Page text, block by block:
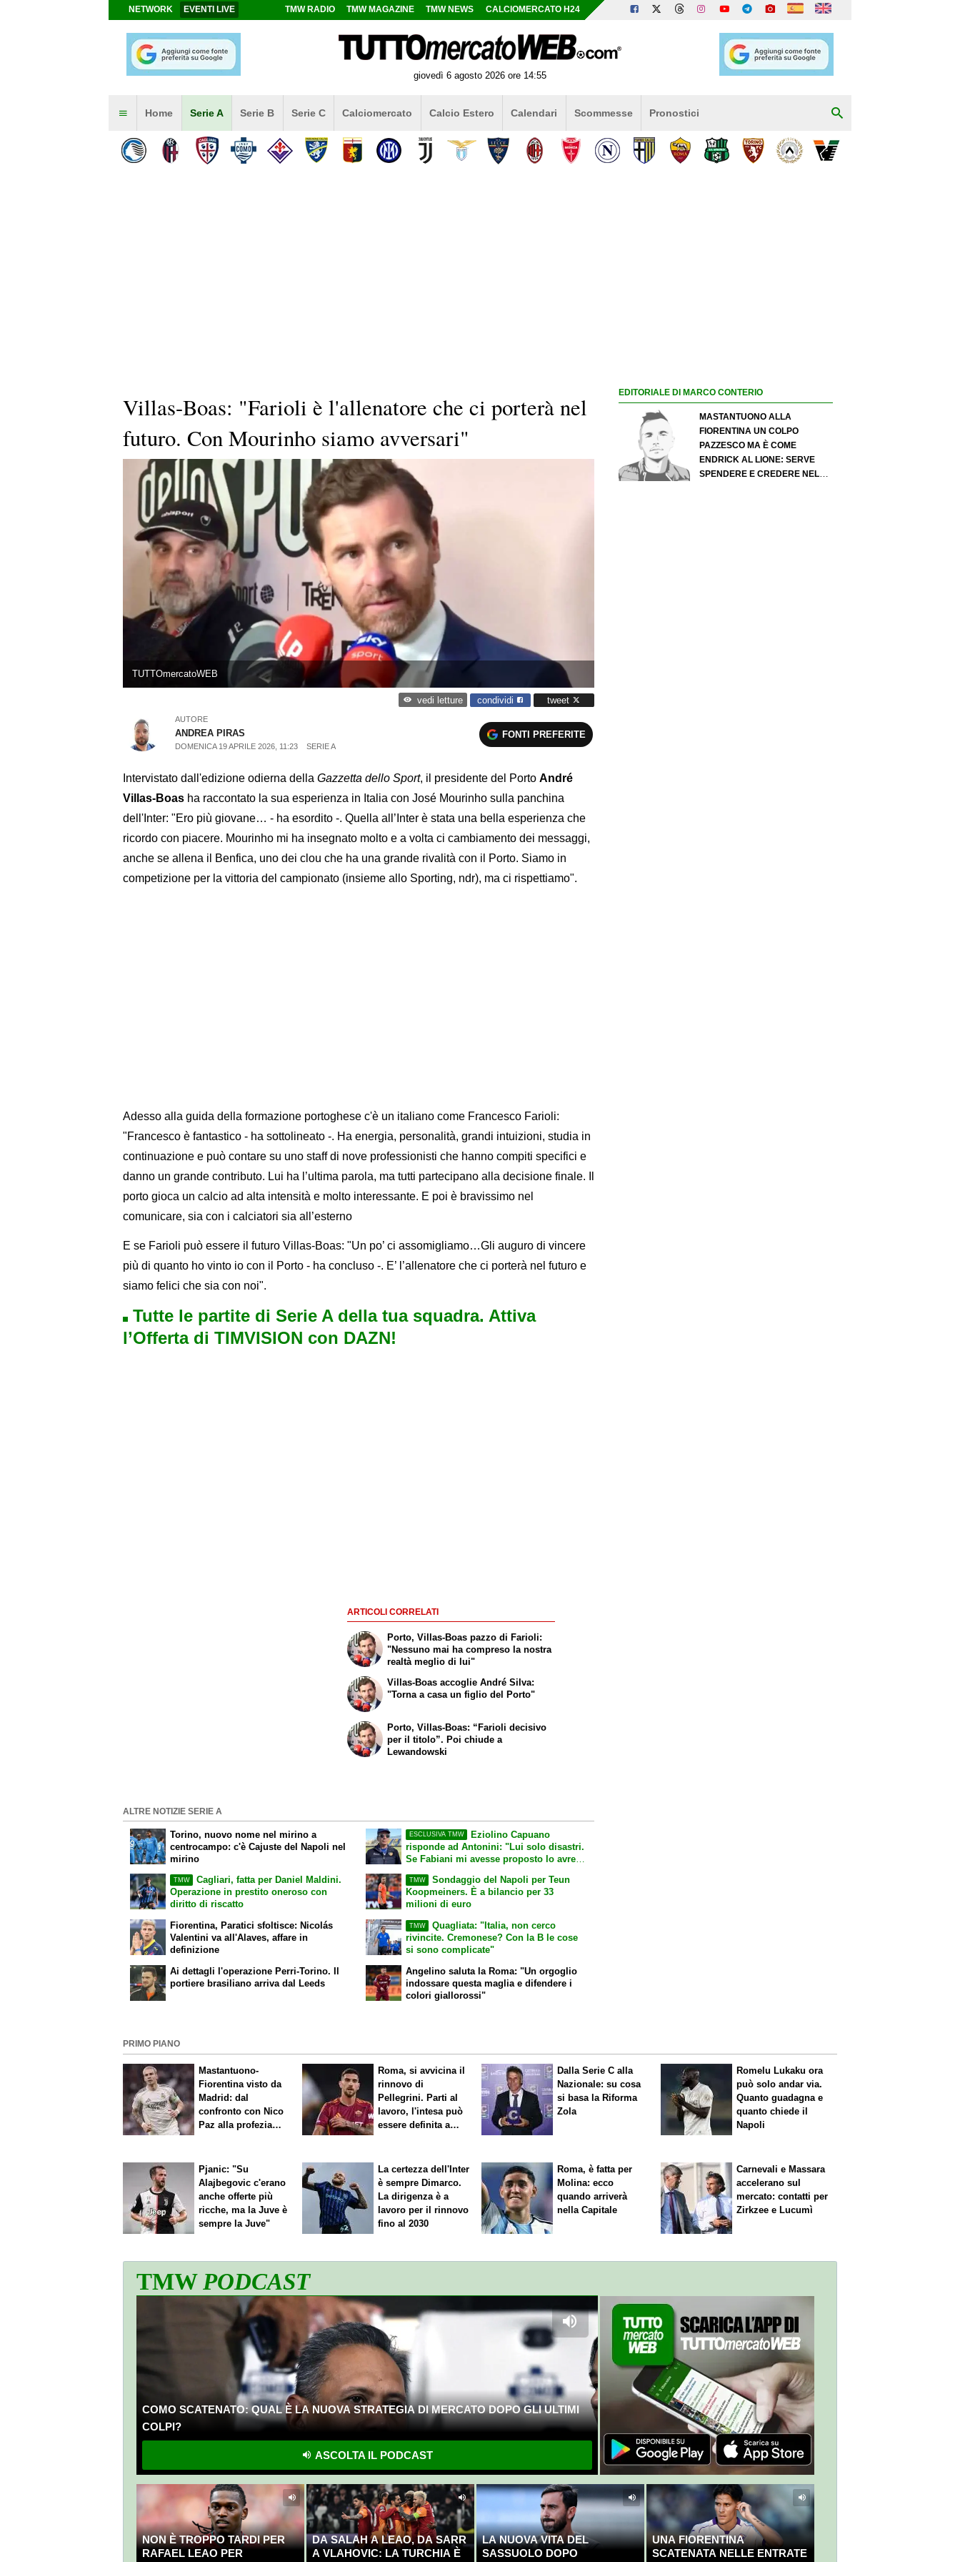
NETWORK EVENTI LIVE TMW RADIO TMW MAGAZINE TMW NEWS CALCIOMERCATO H24
giovedì 6 agosto 2026 ore 14:55
Home Serie A Serie B Serie C Calciomercato Calcio Estero Calendari Scommesse Pronostici
Villas-Boas: "Farioli è l'allenatore che ci porterà nel
futuro. Con Mourinho siamo avversari"
TUTTOmercatoWEB
vedi letture condividi tweet
AUTORE
ANDREA PIRAS
DOMENICA 19 APRILE 2026, 11:23 SERIE A
FONTI PREFERITE
Intervistato dall'edizione odierna della Gazzetta dello Sport, il presidente del Porto André
Villas-Boas ha raccontato la sua esperienza in Italia con José Mourinho sulla panchina
dell'Inter: "Ero più giovane… - ha esordito -. Quella all’Inter è stata una bella esperienza che
ricordo con piacere. Mourinho mi ha insegnato molto e a volta ci cambiamento dei messaggi,
anche se allena il Benfica, uno dei clou che ha una grande rivalità con il Porto. Siamo in
competizione per la vittoria del campionato (insieme allo Sporting, ndr), ma ci rispettiamo".
Adesso alla guida della formazione portoghese c'è un italiano come Francesco Farioli:
"Francesco è fantastico - ha sottolineato -. Ha energia, personalità, grandi intuizioni, studia in
continuazione e può contare su uno staff di nove professionisti che hanno compiti specifici e
danno un grande contributo. Lui ha l’ultima parola, ma tutti partecipano alla decisione finale. Il
porto gioca un calcio ad alta intensità e molto interessante. E poi è bravissimo nel
comunicare, sia con i calciatori sia all’esterno
E se Farioli può essere il futuro Villas-Boas: "Un po’ ci assomigliamo…Gli auguro di vincere
più di quanto ho vinto io con il Porto - ha concluso -. E’ l’allenatore che ci porterà nel futuro e
siamo felici che sia con noi".
Tutte le partite di Serie A della tua squadra. Attiva
l’Offerta di TIMVISION con DAZN!
ARTICOLI CORRELATI
Porto, Villas-Boas pazzo di Farioli:
"Nessuno mai ha compreso la nostra
realtà meglio di lui"
Villas-Boas accoglie André Silva:
"Torna a casa un figlio del Porto"
Porto, Villas-Boas: “Farioli decisivo
per il titolo”. Poi chiude a
Lewandowski
ALTRE NOTIZIE SERIE A
Torino, nuovo nome nel mirino a
centrocampo: c'è Cajuste del Napoli nel
mirino
TMW
Cagliari, fatta per Daniel Maldini.
Operazione in prestito oneroso con
diritto di riscatto
ESCLUSIVA TMW
Eziolino Capuano
risponde ad Antonini: "Lui solo disastri.
Se Fabiani mi avesse proposto lo avrei
TMW
Sondaggio del Napoli per Teun
Koopmeiners. È a bilancio per 33
milioni di euro
Fiorentina, Paratici sfoltisce: Nicolás
Valentini va all'Alaves, affare in
definizione
Ai dettagli l'operazione Perri-Torino. Il
portiere brasiliano arriva dal Leeds
TMW
Quagliata: "Italia, non cerco
rivincite. Cremonese? Con la B le cose
si sono complicate"
Angelino saluta la Roma: "Un orgoglio
indossare questa maglia e difendere i
colori giallorossi"
EDITORIALE DI MARCO CONTERIO
MASTANTUONO ALLA
FIORENTINA UN COLPO
PAZZESCO MA È COME
ENDRICK AL LIONE: SERVE
SPENDERE E CREDERE NELLO
PRIMO PIANO
Mastantuono-
Fiorentina visto da
Madrid: dal
confronto con Nico
Paz alla profezia
Roma, si avvicina il
rinnovo di
Pellegrini. Parti al
lavoro, l'intesa può
essere definita a
Dalla Serie C alla
Nazionale: su cosa
si basa la Riforma
Zola
Romelu Lukaku ora
può solo andar via.
Quanto guadagna e
quanto chiede il
Napoli
Pjanic: "Su
Alajbegovic c'erano
anche offerte più
ricche, ma la Juve è
sempre la Juve"
La certezza dell'Inter
è sempre Dimarco.
La dirigenza è a
lavoro per il rinnovo
fino al 2030
Roma, è fatta per
Molina: ecco
quando arriverà
nella Capitale
Carnevali e Massara
accelerano sul
mercato: contatti per
Zirkzee e Lucumì
TMWPODCAST
COMO SCATENATO: QUAL È LA NUOVA STRATEGIA DI MERCATO DOPO GLI ULTIMI
COLPI?
ASCOLTA IL PODCAST
NON È TROPPO TARDI PER
RAFAEL LEAO PER
DA SALAH A LEAO, DA SARR
A VLAHOVIC: LA TURCHIA È
LA NUOVA VITA DEL
SASSUOLO DOPO
UNA FIORENTINA
SCATENATA NELLE ENTRATE